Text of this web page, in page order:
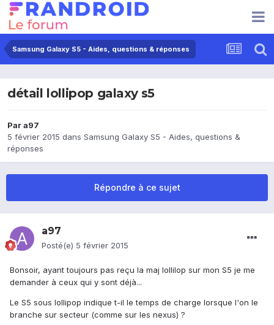
Samsung Galaxy S5 - Aides, questions & réponses
détail lollipop galaxy s5
Para97
5 février 2015 dans Samsung Galaxy S5 - Aides, questions &
réponses
Répondre à ce sujet
a97
Posté(e) 5 février 2015
Bonsoir, ayant toujours pas reçu la maj lollilop sur mon S5 je me
demander à ceux qui y sont déjà...
Le S5 sous lollipop indique t-il le temps de charge lorsque l'on le
branche sur secteur (comme sur les nexus) ?